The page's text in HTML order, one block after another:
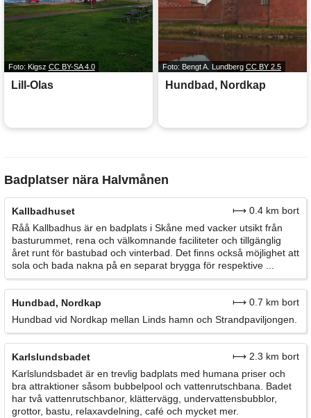
Foto: Kigsz CC BY-SA 4.0
Lill-Olas
Foto: Bengt A. Lundberg CC BY 2.5
Hundbad, Nordkap
Badplatser nära Halvmånen
Kallbadhuset
⟼ 0.4 km bort
Råå Kallbadhus är en badplats i Skåne med vacker utsikt från
basturummet, rena och välkomnande faciliteter och tillgänglig
året runt för bastubad och vinterbad. Det finns också möjlighet att
sola och bada nakna på en separat brygga för respektive ...
Hundbad, Nordkap
⟼ 0.7 km bort
Hundbad vid Nordkap mellan Linds hamn och Strandpaviljongen.
Karlslundsbadet
⟼ 2.3 km bort
Karlslundsbadet är en trevlig badplats med humana priser och
bra attraktioner såsom bubbelpool och vattenrutschbana. Badet
har två vattenrutschbanor, klättervägg, undervattensbubblor,
grottor, bastu, relaxavdelning, café och mycket mer.